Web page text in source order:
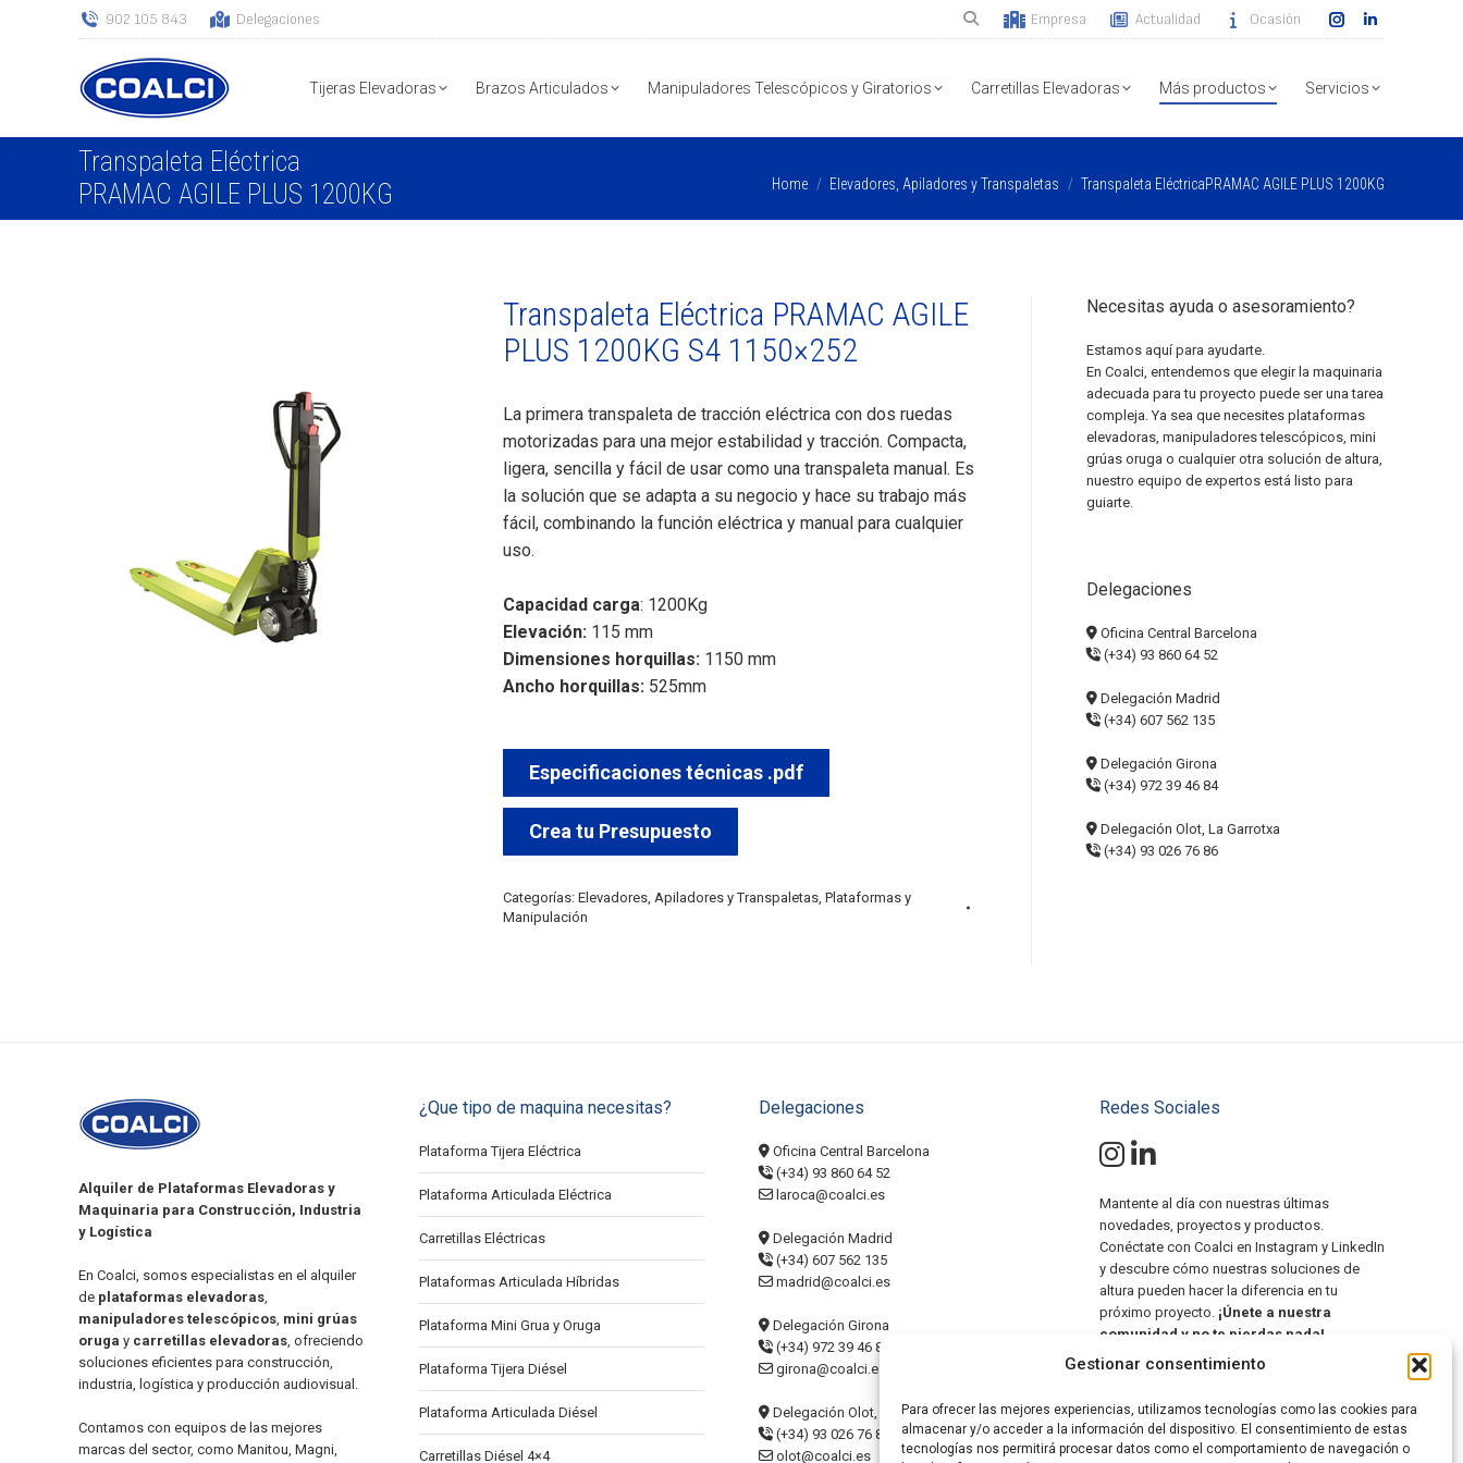
Gestionar consentimiento
Para ofrecer las mejores experiencias, utilizamos tecnologías como las cookies para
almacenar y/o acceder a la información del dispositivo. El consentimiento de estas
tecnologías nos permitirá procesar datos como el comportamiento de navegación o
902 105 843 Delegaciones Empresa Actualidad Ocasión
Instagram
opens
window
Linkedin
opens
window
Tijeras Elevadoras Brazos Articulados Manipuladores Telescópicos y Giratorios Carretillas Elevadoras Más productos Servicios
Transpaleta Eléctrica
PRAMAC AGILE PLUS 1200KG
You are here:
Home Elevadores, Apiladores y Transpaletas Transpaleta EléctricaPRAMAC AGILE PLUS 1200KG
Transpaleta Eléctrica PRAMAC AGILE
PLUS 1200KG S4 1150×252
La primera transpaleta de tracción eléctrica con dos ruedas
motorizadas para una mejor estabilidad y tracción. Compacta,
ligera, sencilla y fácil de usar como una transpaleta manual. Es
la solución que se adapta a su negocio y hace su trabajo más
fácil, combinando la función eléctrica y manual para cualquier
uso.
Capacidad carga: 1200Kg
Elevación: 115 mm
Dimensiones horquillas: 1150 mm
Ancho horquillas: 525mm
Especificaciones técnicas .pdf
Crea tu Presupuesto
Categorías: Elevadores, Apiladores y Transpaletas, Plataformas y
Manipulación
Necesitas ayuda o asesoramiento?
Estamos aquí para ayudarte.
En Coalci, entendemos que elegir la maquinaria
adecuada para tu proyecto puede ser una tarea
compleja. Ya sea que necesites plataformas
elevadoras, manipuladores telescópicos, mini
grúas oruga o cualquier otra solución de altura,
nuestro equipo de expertos está listo para
guiarte.
Delegaciones
Oficina Central Barcelona
(+34) 93 860 64 52
Delegación Madrid
(+34) 607 562 135
Delegación Girona
(+34) 972 39 46 84
Delegación Olot, La Garrotxa
(+34) 93 026 76 86
Alquiler de Plataformas Elevadoras y
Maquinaria para Construcción, Industria
y Logística
En Coalci, somos especialistas en el alquiler
de plataformas elevadoras,
manipuladores telescópicos, mini grúas
oruga y carretillas elevadoras, ofreciendo
soluciones eficientes para construcción,
industria, logística y producción audiovisual.
Contamos con equipos de las mejores
marcas del sector, como Manitou, Magni,
¿Que tipo de maquina necesitas?
Plataforma Tijera Eléctrica
Plataforma Articulada Eléctrica
Carretillas Eléctricas
Plataformas Articulada Híbridas
Plataforma Mini Grua y Oruga
Plataforma Tijera Diésel
Plataforma Articulada Diésel
Carretillas Diésel 4×4
Delegaciones
Oficina Central Barcelona
(+34) 93 860 64 52
laroca@coalci.es
Delegación Madrid
(+34) 607 562 135
madrid@coalci.es
Delegación Girona
(+34) 972 39 46 84
girona@coalci.es
Delegación Olot, La Garrotxa
(+34) 93 026 76 86
olot@coalci.es
Redes Sociales
Mantente al día con nuestras últimas
novedades, proyectos y productos.
Conéctate con Coalci en Instagram y LinkedIn
y descubre cómo nuestras soluciones de
altura pueden hacer la diferencia en tu
próximo proyecto. ¡Únete a nuestra
comunidad y no te pierdas nada!
#SolucionesDeAltura
#MiniGrúasOruga
#ManipuladoresTelescópicos
#AlquilerMaquinaria